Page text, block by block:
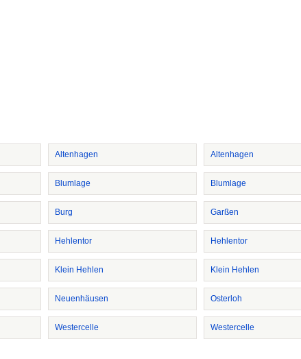
Altenhagen Altenhagen
Blumlage Blumlage
Burg Garßen
Hehlentor Hehlentor
Klein Hehlen Klein Hehlen
Neuenhäusen Osterloh
Westercelle Westercelle